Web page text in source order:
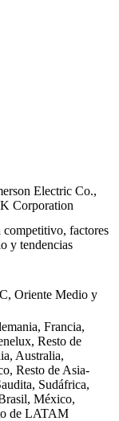
Electric Co.,
Corporation
competitivo, factores
y tendencias
Oriente Medio y
Francia,
Resto de
Australia,
Resto de Asia-
Sudáfrica,
México,
de LATAM